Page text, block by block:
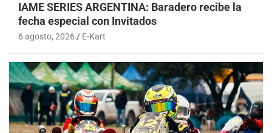
IAME SERIES ARGENTINA: Baradero recibe la
fecha especial con Invitados
6 agosto, 2026 E-Kart